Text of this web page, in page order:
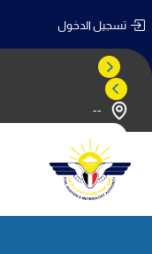
تسجيل الدخول
--
الرئيسية الرؤية، الرسالة